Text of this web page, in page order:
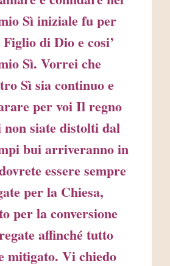
Sì iniziale fu per
di Dio e cosi’
Sì. Vorrei che
Sì sia continuo e
per voi Il regno
siate distolti dal
bui arriveranno in
essere sempre
per la Chiesa,
per la conversione
affinché tutto
mitigato. Vi chiedo